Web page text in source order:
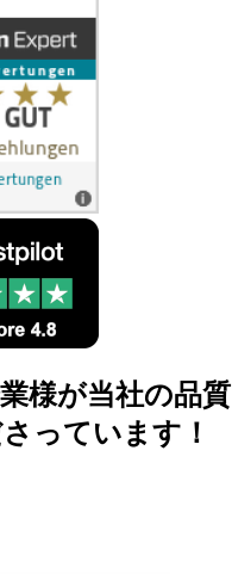
様が当社の品
っています！